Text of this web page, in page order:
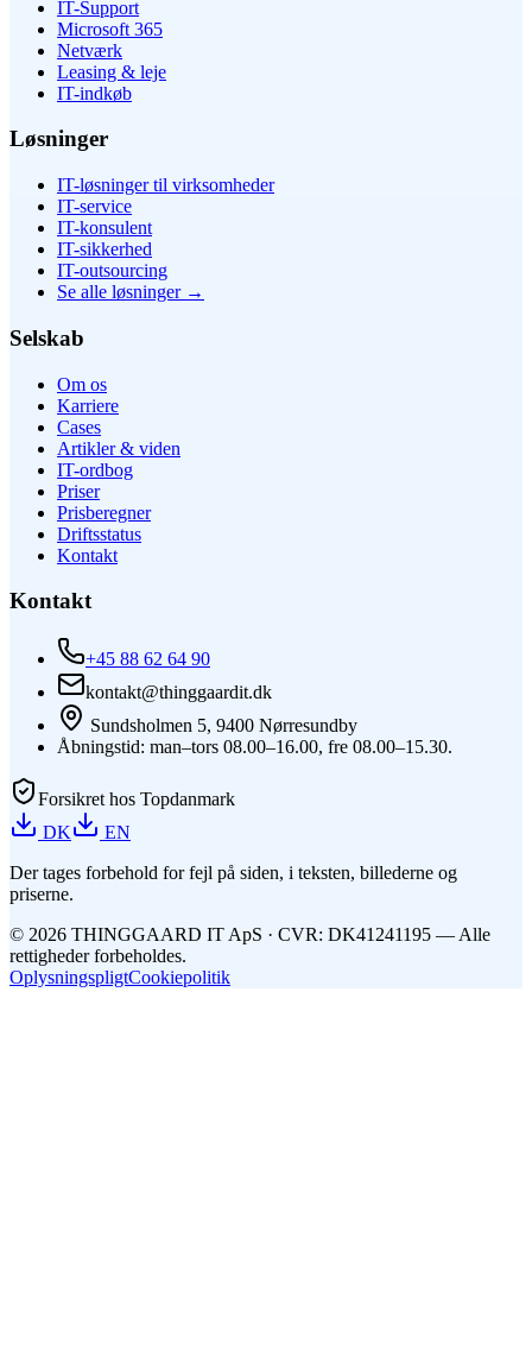
IT-Support
Microsoft 365
Netværk
Leasing & leje
IT-indkøb
Løsninger
IT-løsninger til virksomheder
IT-service
IT-konsulent
IT-sikkerhed
IT-outsourcing
Se alle løsninger→
Selskab
Om os
Karriere
Cases
Artikler & viden
IT-ordbog
Priser
Prisberegner
Driftsstatus
Kontakt
Kontakt
+45 88 62 64 90
kontakt@thinggaardit.dk
Sundsholmen 5, 9400 Nørresundby
Åbningstid: man–tors 08.00–16.00, fre 08.00–15.30.
Forsikret hos Topdanmark
DK
EN
Der tages forbehold for fejl på siden, i teksten, billederne og
priserne.
© 2026 THINGGAARD IT ApS · CVR: DK41241195 — Alle
rettigheder forbeholdes.
OplysningspligtCookiepolitik